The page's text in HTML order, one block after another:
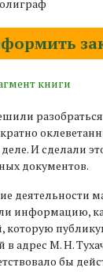
книги
И сделали
документов.
деятельности
информацию,
которую
адрес М. Н.
бы